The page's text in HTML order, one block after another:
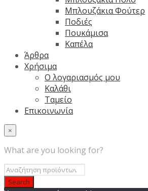
Μπλουζάκια Φούτερ
Ποδιές
Πουκάμισα
Καπέλα
Άρθρα
Χρήσιμα
Ο λογαριασμός μου
Καλάθι
Ταμείο
Επικοινωνία
×
What are you looking for?